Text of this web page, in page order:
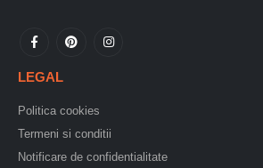
LEGAL
Politica cookies
Termeni si conditii
Notificare de confidentialitate